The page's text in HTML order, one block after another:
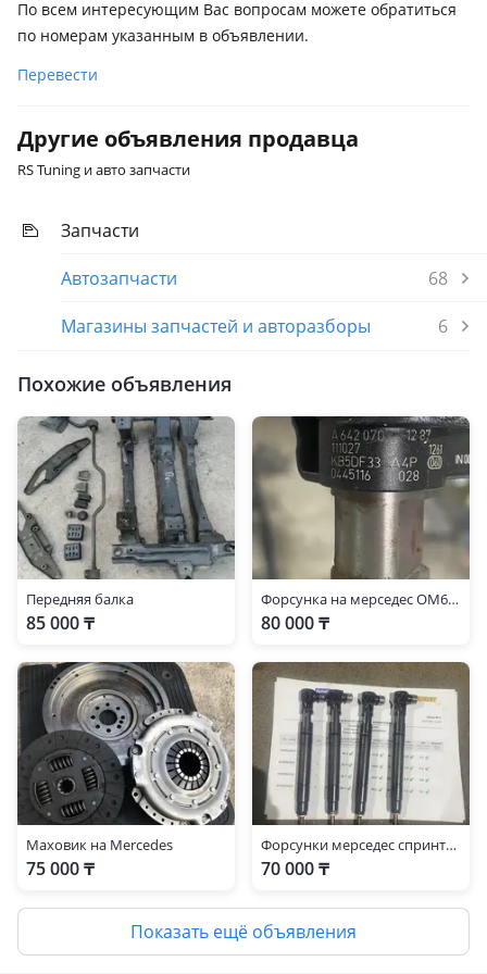
По всем интересующим Вас вопросам можете обратиться
по номерам указанным в объявлении.
Перевести
Другие объявления продавца
RS Tuning и авто запчасти
Запчасти
Автозапчасти
68
Магазины запчастей и авторазборы
6
Похожие объявления
Передняя балка
85 000 ₸
Форсунка на мерседес ОМ642 (команроил)
80 000 ₸
Маховик на Mercedes
75 000 ₸
Форсунки мерседес спринтер
70 000 ₸
Показать ещё объявления